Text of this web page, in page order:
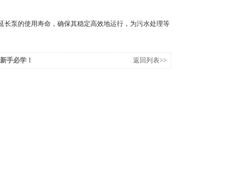
泵的使用寿命，确保其稳定高效地运行，为污水处理等
手必学！ 返回列表>>